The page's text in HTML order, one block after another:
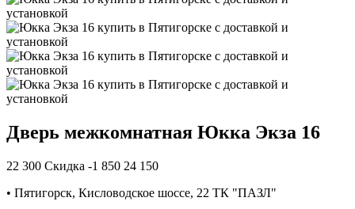
Дверь межкомнатная Юкка Экза 16
22 300 Скидка -1 850 24 150
• Пятигорск, Кисловодское шоссе, 22 ТК "ПАЗЛ"